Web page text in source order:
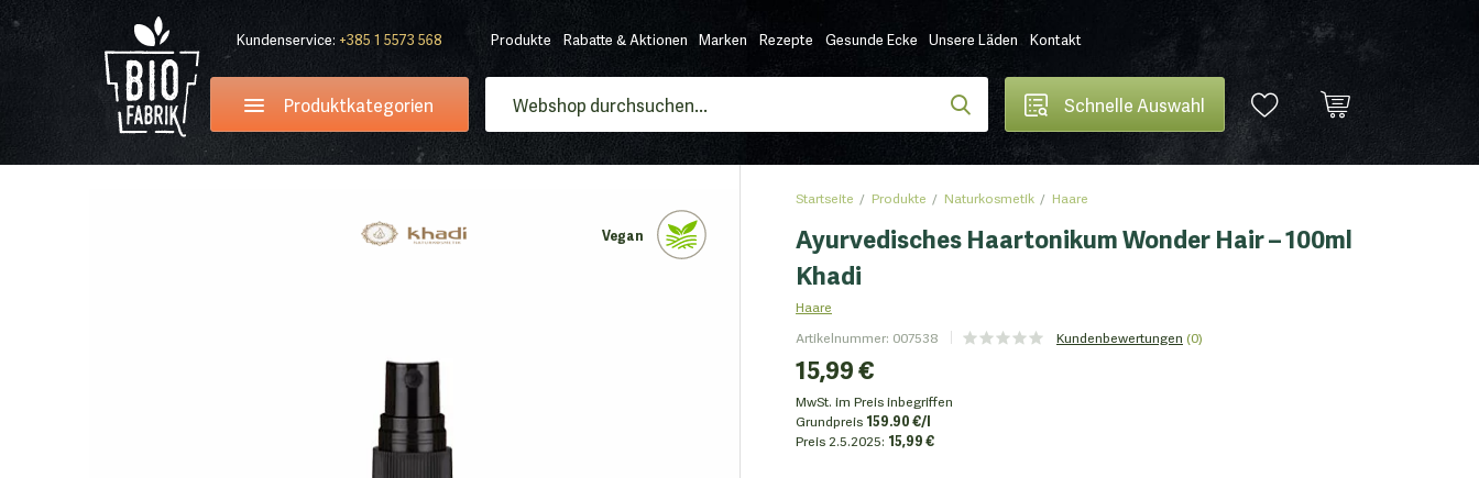
Kundenservice: +385 1 5573 568
Produktkategorien
Produkte Rabatte & Aktionen Marken Rezepte Gesunde Ecke Unsere Läden Kontakt
Schnelle Auswahl
Vegan
Startseite Produkte Naturkosmetik Haare
Ayurvedisches Haartonikum Wonder Hair – 100ml
Khadi
Haare
Artikelnummer: 007538 Kundenbewertungen (0)
15,99 €
MwSt. im Preis inbegriffen
Grundpreis 159.90 €/l
Preis 2.5.2025: 15,99 €